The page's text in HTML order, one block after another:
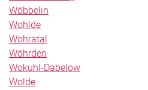
Wöbbelin
Wohlde
Wohratal
Wöhrden
Wokuhl-Dabelow
Wolde